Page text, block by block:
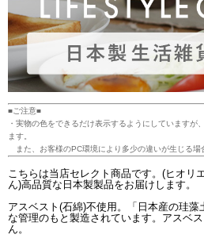
■ご注意■
・実物の色をできるだけ表示するようにしていますが
ます。
また、お客様のPC環境により多少の違いが生じる場
こちらは当店セレクト商品です。(ヒオリ
ん)高品質な日本製製品をお届けします。
アスベスト(石綿)不使用。「日本産の珪
な管理のもと製造されています。アスベ
ん。